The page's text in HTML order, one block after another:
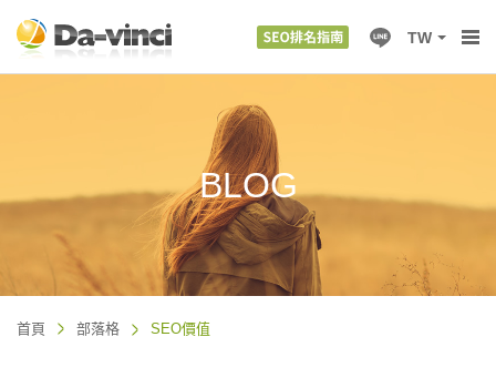
TW
BLOG
首頁 部落格 SEO價值